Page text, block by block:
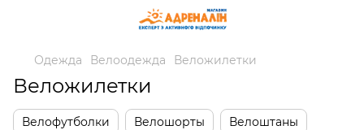
Одежда Велоодежда Веложилетки
Веложилетки
Велофутболки Велошорты Велоштаны